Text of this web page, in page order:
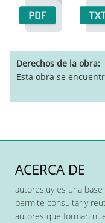
Derechos de la obra
Esta obra se
ACERCA DE
autores.uy es una
permite consultar y
autores que forman